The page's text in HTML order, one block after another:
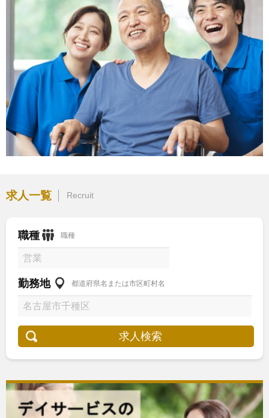
求人一覧 Recruit
職種 職種
勤務地 都道府県名または市区町村名
求人検索